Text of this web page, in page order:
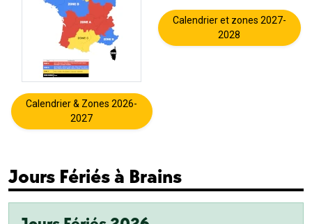
Calendrier & Zones 2026-
2027
Calendrier et zones 2027-
2028
Jours Fériés à Brains